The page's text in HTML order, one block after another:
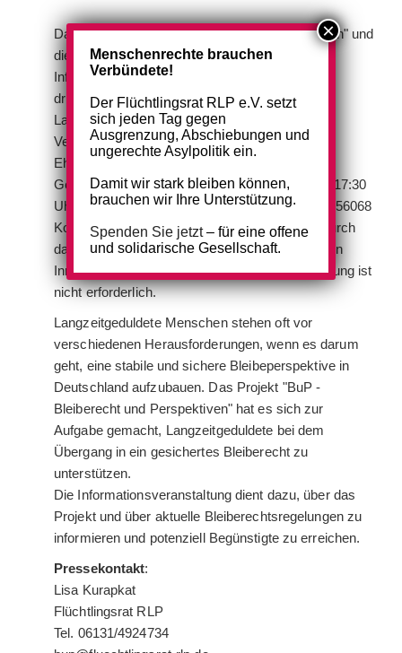
Das Projekt "BuP - Bleiberecht und Perspektiven" und
die Stadt Koblenz laden herzlich zur
Informationsveranstaltung ein, die sich mit dem
dringlichen Thema des Bleiberechts für
Langzeitgeduldete auseinandersetzt. Die
Veranstaltung richtet sich an Haupt- und
Ehrenamtliche in der Flüchtlingsarbeit und an
Geduldete selbst. Sie findet am 06.11.2023 um 17:30
Uhr im Rathausgebäude 2, Willi-Hörter-Platz 2, 56068
Koblenz, Raum 220 statt. Der Zugang erfolgt durch
das Eisentor des Rathausgebäudes 2, durch den
Innenhof und die Holzeingangstür. Eine Anmeldung ist
nicht erforderlich.
Langzeitgeduldete Menschen stehen oft vor
verschiedenen Herausforderungen, wenn es darum
geht, eine stabile und sichere Bleibeperspektive in
Deutschland aufzubauen. Das Projekt "BuP -
Bleiberecht und Perspektiven" hat es sich zur
Aufgabe gemacht, Langzeitgeduldete bei dem
Übergang in ein gesichertes Bleiberecht zu
unterstützen.
Die Informationsveranstaltung dient dazu, über das
Projekt und über aktuelle Bleiberechtsregelungen zu
informieren und potenziell Begünstigte zu erreichen.
Pressekontakt:
Lisa Kurapkat
Flüchtlingsrat RLP
Tel. 06131/4924734
Menschenrechte brauchen
Verbündete!
Der Flüchtlingsrat RLP e.V. setzt
sich jeden Tag gegen
Ausgrenzung, Abschiebungen und
ungerechte Asylpolitik ein.
Damit wir stark bleiben können,
brauchen wir Ihre Unterstützung.
Spenden Sie jetzt– für eine offene
und solidarische Gesellschaft.